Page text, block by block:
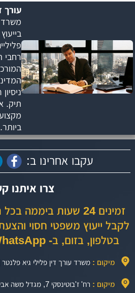
עורך
משרד
רחבי
תיק.
ביותר.
עקבו אחרינו ב:
צרו איתנו
זמינים 24 שעות
לקבל ייעוץ משפטי חסוי
בטלפון, בזום, ב- WhatsApp וב- Skype ***
מיקום : משרד עורך דין פלילי גיא
מיקום : רח' ז'בוטינסקי 7, מגדל משה אביב ק' 27, רמת גן 5252007